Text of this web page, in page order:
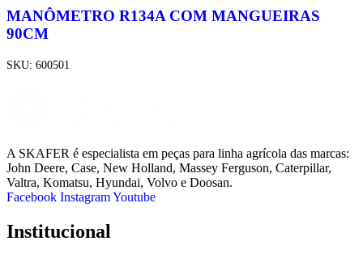
MANÔMETRO R134A COM MANGUEIRAS
90CM
SKU: 600501
A SKAFER é especialista em peças para linha agrícola das marcas:
John Deere, Case, New Holland, Massey Ferguson, Caterpillar,
Valtra, Komatsu, Hyundai, Volvo e Doosan.
Facebook InstagramYoutube
Institucional